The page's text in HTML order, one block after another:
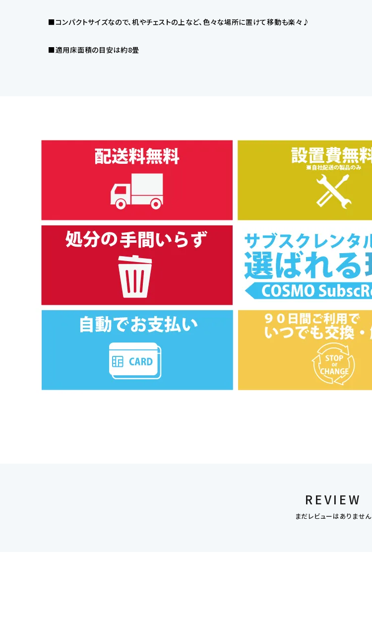
■コンパクトサイズなので、机やチェストの上など、色々な場所に置けて移動も楽々♪
■適用床面積の目安は約8畳
REVIEW
まだレビューはありません